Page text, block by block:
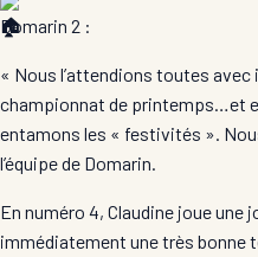
Domarin 2 :
« Nous l’attendions toutes
championnat de printemps…et
entamons les « festivités ».
l’équipe de Domarin.
En numéro 4, Claudine joue une
immédiatement une très bonne